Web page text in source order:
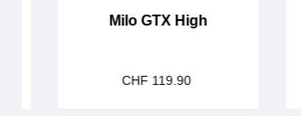
Milo GTX High
CHF 119.90